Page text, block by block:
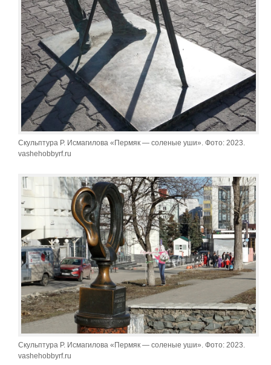
Скульптура Р. Исмагилова «Пермяк — соленые уши». Фото: 2023.
vashehobbyrf.ru
Скульптура Р. Исмагилова «Пермяк — соленые уши». Фото: 2023.
vashehobbyrf.ru